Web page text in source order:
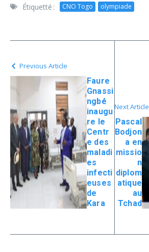
Étiquetté : CNO Togo olympiade
Previous Article
Faure
Gnassi
ngbé
inaugu
re le
Centr
e des
maladi
es
infecti
euses
de
Kara
Next Article
Pascal
Bodjon
a en
missio
n
diplom
atique
au
Tchad